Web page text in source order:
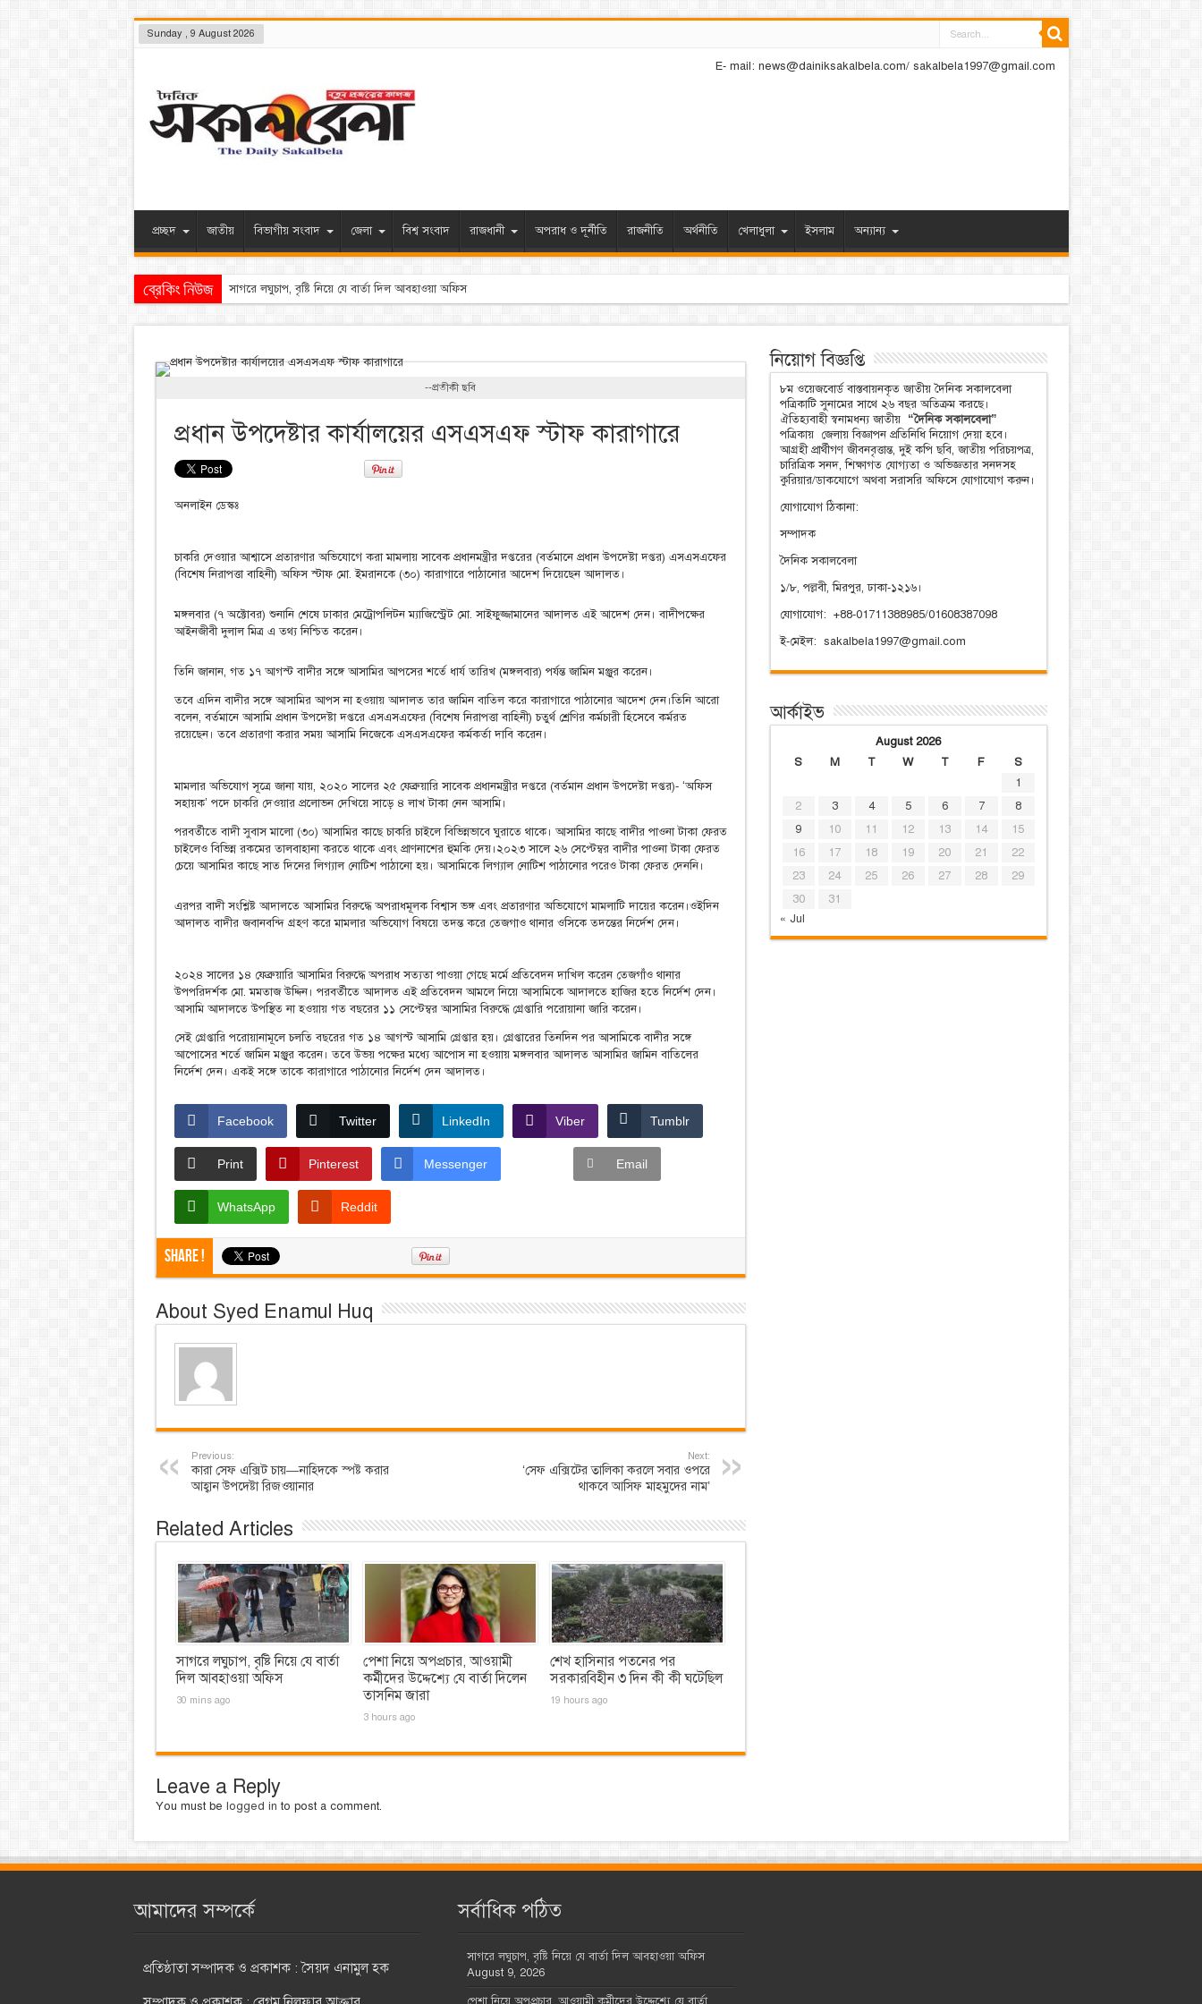
Sunday , 9 August 2026
E- mail: news@dainiksakalbela.com/ sakalbela1997@gmail.com
প্রচ্ছদ জাতীয় বিভাগীয় সংবাদ জেলা বিশ্ব সংবাদ রাজধানী অপরাধ ও দূর্নীতি রাজনীতি অর্থনীতি খেলাধুলা ইসলাম অন্যান্য
ব্রেকিং নিউজ পেশা নি
--প্রতীকী ছবি
প্রধান উপদেষ্টার কার্যালয়ের এসএসএফ স্টাফ কারাগারে
অনলাইন ডেস্কঃ
চাকরি দেওয়ার আশ্বাসে প্রতারণার অভিযোগে করা মামলায় সাবেক প্রধানমন্ত্রীর দপ্তরের (বর্তমানে প্রধান উপদেষ্টা দপ্তর) এসএসএফের
(বিশেষ নিরাপত্তা বাহিনী) অফিস স্টাফ মো. ইমরানকে (৩০) কারাগারে পাঠানোর আদেশ দিয়েছেন আদালত।
মঙ্গলবার (৭ অক্টোবর) শুনানি শেষে ঢাকার মেট্রোপলিটন ম্যাজিস্ট্রেট মো. সাইফুজ্জামানের আদালত এই আদেশ দেন। বাদীপক্ষের
আইনজীবী দুলাল মিত্র এ তথ্য নিশ্চিত করেন।
তিনি জানান, গত ১৭ আগস্ট বাদীর সঙ্গে আসামির আপসের শর্তে ধার্য তারিখ (মঙ্গলবার) পর্যন্ত জামিন মঞ্জুর করেন।
তবে এদিন বাদীর সঙ্গে আসামির আপস না হওয়ায় আদালত তার জামিন বাতিল করে কারাগারে পাঠানোর আদেশ দেন।তিনি আরো
বলেন, বর্তমানে আসামি প্রধান উপদেষ্টা দপ্তরে এসএসএফের (বিশেষ নিরাপত্তা বাহিনী) চতুর্থ শ্রেণির কর্মচারী হিসেবে কর্মরত
রয়েছেন। তবে প্রতারণা করার সময় আসামি নিজেকে এসএসএফের কর্মকর্তা দাবি করেন।
মামলার অভিযোগ সূত্রে জানা যায়, ২০২০ সালের ২৫ ফেব্রুয়ারি সাবেক প্রধানমন্ত্রীর দপ্তরে (বর্তমান প্রধান উপদেষ্টা দপ্তর)- ‘অফিস
সহায়ক’ পদে চাকরি দেওয়ার প্রলোভন দেখিয়ে সাড়ে ৪ লাখ টাকা নেন আসামি।
পরবর্তীতে বাদী সুবাস মালো (৩০) আসামির কাছে চাকরি চাইলে বিভিন্নভাবে ঘুরাতে থাকে। আসামির কাছে বাদীর পাওনা টাকা ফেরত
চাইলেও বিভিন্ন রকমের তালবাহানা করতে থাকে এবং প্রাণনাশের হুমকি দেয়।২০২৩ সালে ২৬ সেপ্টেম্বর বাদীর পাওনা টাকা ফেরত
চেয়ে আসামির কাছে সাত দিনের লিগ্যাল নোটিশ পাঠানো হয়। আসামিকে লিগ্যাল নোটিশ পাঠানোর পরেও টাকা ফেরত দেননি।
এরপর বাদী সংশ্লিষ্ট আদালতে আসামির বিরুদ্ধে অপরাধমূলক বিশ্বাস ভঙ্গ এবং প্রতারণার অভিযোগে মামলাটি দায়ের করেন।ওইদিন
আদালত বাদীর জবানবন্দি গ্রহণ করে মামলার অভিযোগ বিষয়ে তদন্ত করে তেজগাও থানার ওসিকে তদন্তের নির্দেশ দেন।
২০২৪ সালের ১৪ ফেব্রুয়ারি আসামির বিরুদ্ধে অপরাধ সত্যতা পাওয়া গেছে মর্মে প্রতিবেদন দাখিল করেন তেজগাঁও থানার
উপপরিদর্শক মো. মমতাজ উদ্দিন। পরবর্তীতে আদালত এই প্রতিবেদন আমলে নিয়ে আসামিকে আদালতে হাজির হতে নির্দেশ দেন।
আসামি আদালতে উপস্থিত না হওয়ায় গত বছরের ১১ সেপ্টেম্বর আসামির বিরুদ্ধে গ্রেপ্তারি পরোয়ানা জারি করেন।
সেই গ্রেপ্তারি পরোয়ানামূলে চলতি বছরের গত ১৪ আগস্ট আসামি গ্রেপ্তার হয়। গ্রেপ্তারের তিনদিন পর আসামিকে বাদীর সঙ্গে
আপোসের শর্তে জামিন মঞ্জুর করেন। তবে উভয় পক্ষের মধ্যে আপোস না হওয়ায় মঙ্গলবার আদালত আসামির জামিন বাতিলের
নির্দেশ দেন। একই সঙ্গে তাকে কারাগারে পাঠানোর নির্দেশ দেন আদালত।
Facebook Twitter LinkedIn Viber Tumblr
Print Pinterest Messenger Email
WhatsApp Reddit
Share !
About Syed Enamul Huq
Previous:
কারা সেফ এক্সিট চায়—নাহিদকে স্পষ্ট করার
আহ্বান উপদেষ্টা রিজওয়ানার
Next:
‘সেফ এক্সিটের তালিকা করলে সবার ওপরে
থাকবে আসিফ মাহমুদের নাম’
Related Articles
সাগরে লঘুচাপ, বৃষ্টি নিয়ে যে বার্তা
দিল আবহাওয়া অফিস
30 mins ago
পেশা নিয়ে অপপ্রচার, আওয়ামী
কর্মীদের উদ্দেশ্যে যে বার্তা দিলেন
তাসনিম জারা
3 hours ago
শেখ হাসিনার পতনের পর
সরকারবিহীন ৩ দিন কী কী ঘটেছিল
19 hours ago
Leave a Reply
You must be logged in to post a comment.
নিয়োগ বিজ্ঞপ্তি
৮ম ওয়েজবোর্ড বাস্তবায়নকৃত জাতীয় দৈনিক সকালবেলা
পত্রিকাটি সুনামের সাথে ২৬ বছর অতিক্রম করছে।
ঐতিহ্যবাহী স্বনামধন্য জাতীয় “দৈনিক সকালবেলা”
পত্রিকায় জেলায় বিজ্ঞাপন প্রতিনিধি নিয়োগ দেয়া হবে।
আগ্রহী প্রার্থীগণ জীবনবৃত্তান্ত, দুই কপি ছবি, জাতীয় পরিচয়পত্র,
চারিত্রিক সনদ, শিক্ষাগত যোগ্যতা ও অভিজ্ঞতার সনদসহ
কুরিয়ার/ডাকযোগে অথবা সরাসরি অফিসে যোগাযোগ করুন।
যোগাযোগ ঠিকানা:
সম্পাদক
দৈনিক সকালবেলা
১/৮, পল্লবী, মিরপুর, ঢাকা-১২১৬।
যোগাযোগ: +88-01711388985/01608387098
ই-মেইল: sakalbela1997@gmail.com
আর্কাইভ
August 2026
S
M T W T F
S
1
2
3 4 5 6 7
8
9
10 11 12 13 14
15
16
17 18 19 20 21
22
23
24 25 26 27 28
29
30
31
« Jul
আমাদের সম্পর্কে
প্রতিষ্ঠাতা সম্পাদক ও প্রকাশক : সৈয়দ এনামুল হক
সর্বাধিক পঠিত
সাগরে লঘুচাপ, বৃষ্টি নিয়ে যে বার্তা দিল আবহাওয়া অফিস
August 9, 2026